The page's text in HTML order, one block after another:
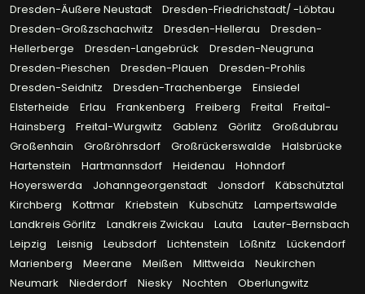
Dresden-Äußere Neustadt
Dresden-Friedrichstadt/ -Löbtau
Dresden-Großzschachwitz
Dresden-Hellerau
Dresden-
Hellerberge
Dresden-Langebrück
Dresden-Neugruna
Dresden-Pieschen
Dresden-Plauen
Dresden-Prohlis
Dresden-Seidnitz
Dresden-Trachenberge
Einsiedel
Elsterheide
Erlau Frankenberg Freiberg Freital
Freital-
Hainsberg
Freital-Wurgwitz Gablenz Görlitz
Großdubrau
Großenhain
Großröhrsdorf Großrückerswalde
Halsbrücke
Hartenstein
Hartmannsdorf Heidenau
Hohndorf
Hoyerswerda
Johanngeorgenstadt Jonsdorf
Käbschütztal
Kirchberg
Kottmar Kriebstein Kubschütz
Lampertswalde
Landkreis Görlitz
Landkreis Zwickau Lauta
Lauter-Bernsbach
Leipzig
Leisnig Leubsdorf Lichtenstein Lößnitz
Lückendorf
Marienberg
Meerane Meißen Mittweida
Neukirchen
Neumark
Niederdorf Niesky Nochten
Oberlungwitz